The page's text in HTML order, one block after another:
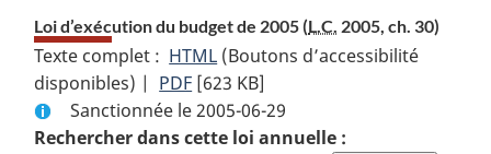
Loi d’exécution du budget de 2005 (L.C. 2005, ch. 30)
Texte complet : HTML Texte
complet
:
Loi
(Boutons d’accessibilité
disponibles) | PDF Texte
complet
:
[623 KB]
Sanctionnée le 2005-06-29
Rechercher dans cette loi annuelle :